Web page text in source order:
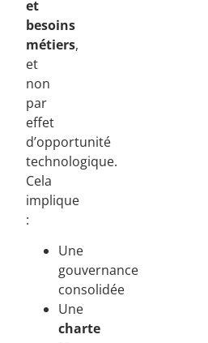
et
besoins
métiers,
et
non
par
effet
d’opportunité
technologique.
Cela
implique
:
Une
gouvernance
consolidée
Une
charte